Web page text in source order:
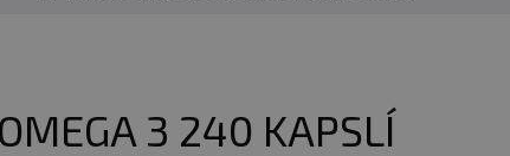
3 240 KAPSLÍ